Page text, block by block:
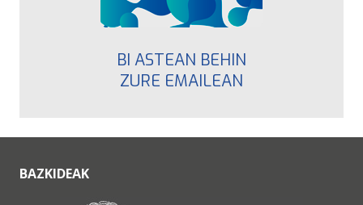
BI ASTEAN BEHIN
ZURE EMAILEAN
BAZKIDEAK